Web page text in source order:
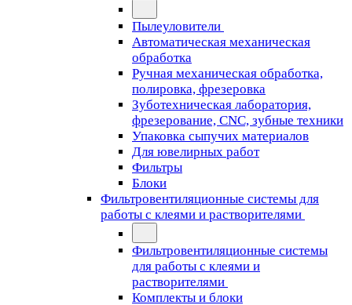
Пылеуловители
Автоматическая механическая
обработка
Ручная механическая обработка,
полировка, фрезеровка
Зуботехническая лаборатория,
фрезерование, CNC, зубные техники
Упаковка сыпучих материалов
Для ювелирных работ
Фильтры
Блоки
Фильтровентиляционные системы для
работы с клеями и растворителями
Фильтровентиляционные системы
для работы с клеями и
растворителями
Комплекты и блоки